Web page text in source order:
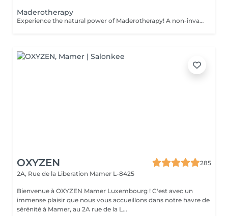
Maderotherapy
Experience the natural power of Maderotherapy! A non-invasive body sculpting technique that uses specially designed wooden tools to stimulate circulation, reduce cellulite, and contour the body. Originating from Colombia, this therapy promotes lymphatic drainage, boosts metabolism, and helps eliminate toxins all while deeply relaxing the body and mind. Age restrictions: recommended to do from 16 years. Post procedure recommendations: do not do sport and any sharp movements for 2-3 hours after the procedure. Frequency: 2-3 times per week, 10 times in total. Repeat once in 3-6 months.
OXYZEN
285
2A, Rue de la Liberation Mamer L-8425
Bienvenue à OXYZEN Mamer Luxembourg ! C'est avec un
immense plaisir que nous vous accueillons dans notre havre de
sérénité à Mamer, au 2A rue de la L...